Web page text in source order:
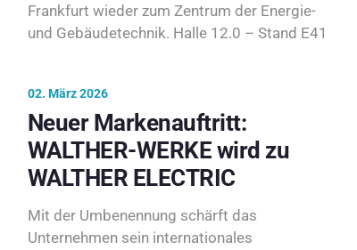
Frankfurt wieder zum Zentrum der Energie-
und Gebäudetechnik. Halle 12.0 – Stand E41
02. März 2026
Neuer Markenauftritt:
WALTHER-WERKE wird zu
WALTHER ELECTRIC
Mit der Umbenennung schärft das
Unternehmen sein internationales